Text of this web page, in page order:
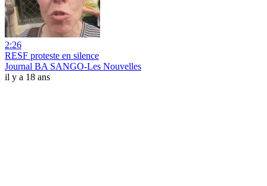
2:26
RESF proteste en silence
Journal BA SANGO-Les Nouvelles
il y a 18 ans